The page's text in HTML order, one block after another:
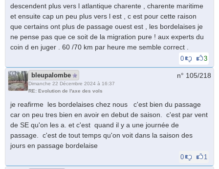
descendent plus vers l atlantique charente , charente maritime
et ensuite cap un peu plus vers l est , c est pour cette raison
que certains ont plus de passage ouest est , les bordelaises je
ne pense pas que ce soit de la migration pure ! aux experts du
coin d en juger . 60 /70 km par heure me semble correct .
0 3
bleupalombe
Dimanche 22 Décembre 2024 à 16:37
RE: Evolution de l'axe des vols
n° 105/218
je reafirme les bordelaises chez nous c'est bien du passage
car on peu tres bien en avoir en debut de saison. c'est par vent
de SE qu'on les a. et c'est quand il y a une journée de
passage. c'est de tout temps qu'on voit dans la saison des
jours en passage bordelaise
0 1